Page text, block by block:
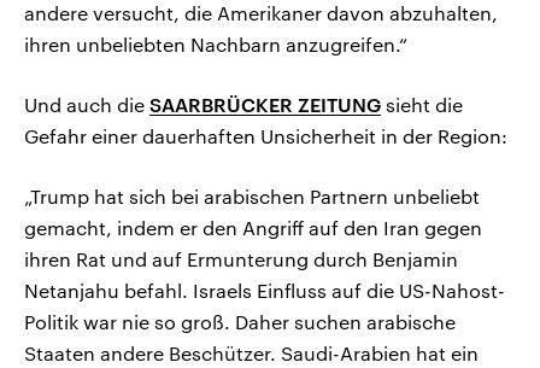
andere versucht, die Amerikaner davon abzuhalten,
ihren unbeliebten Nachbarn anzugreifen.“
Und auch die SAARBRÜCKER ZEITUNG sieht die
Gefahr einer dauerhaften Unsicherheit in der Region:
„Trump hat sich bei arabischen Partnern unbeliebt
gemacht, indem er den Angriff auf den Iran gegen
ihren Rat und auf Ermunterung durch Benjamin
Netanjahu befahl. Israels Einfluss auf die US-Nahost-
Politik war nie so groß. Daher suchen arabische
Staaten andere Beschützer. Saudi-Arabien hat ein